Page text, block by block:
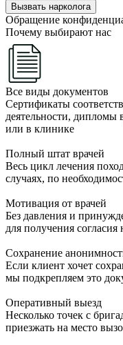
Вызвать нарколога
Обращение
Почему выбирают нас
Все виды документов
Сертификаты
деятельности,
или в клинике
Полный штат врачей
Весь цикл лечения
случаях, по
Мотивация от врачей
Без давления и
для получения согласия
Сохранение
Если клиент хочет
мы подкрепляем это
Оперативный выезд
Несколько точек с
приезжать на место